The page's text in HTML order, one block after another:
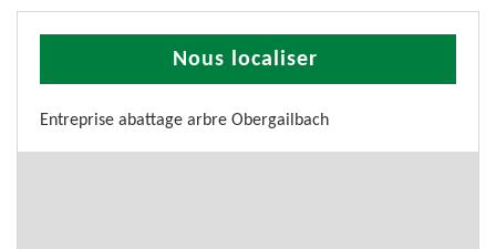
Nous localiser
Entreprise abattage arbre Obergailbach